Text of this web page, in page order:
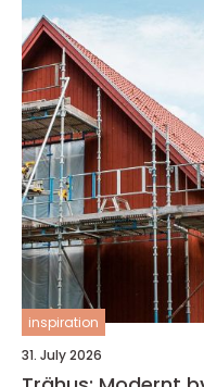
inspiration
31. July 2026